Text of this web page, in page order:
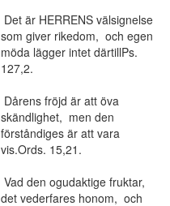
Det är HERRENS välsignelse
som giver rikedom, och egen
möda lägger intet därtillPs.
127,2.
Dårens fröjd är att öva
skändlighet, men den
förståndiges är att vara
vis.Ords. 15,21.
Vad den ogudaktige fruktar,
det vederfares honom, och